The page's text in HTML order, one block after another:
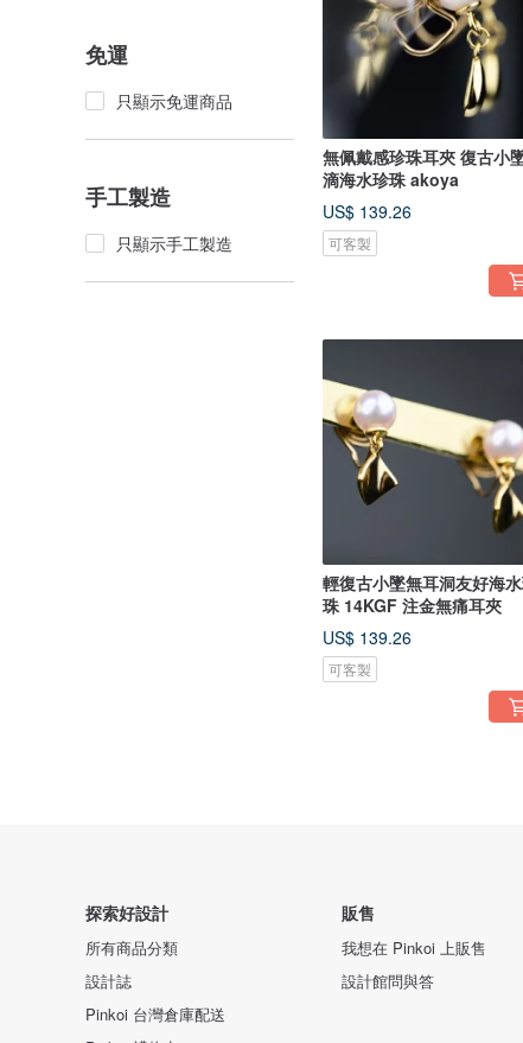
免運
只顯示免運商品
手工製造
只顯示手工製造
無佩戴感珍珠耳夾 復古小
滴海水珍珠 akoya
US$ 139.26
可客製
輕復古小墜無耳洞友好海
珠 14KGF 注金無痛耳夾
US$ 139.26
可客製
探索好設計
所有商品分類
設計誌
Pinkoi 台灣倉庫配送
販售
我想在 Pinkoi 上販售
設計館問與答